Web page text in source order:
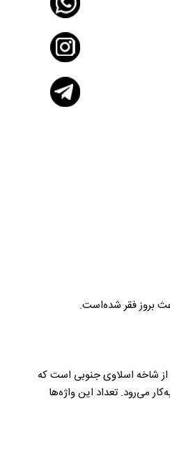
بروز فقر شده‌است.
هندواروپایی و از شاخه اسلاوی جنوبی است که
می‌رود. تعداد این واژه‌ها